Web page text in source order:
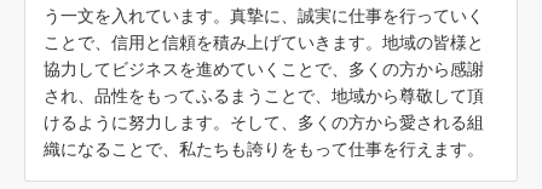
う一文を入れています。真摯に、誠実に仕事を行っていく
ことで、信用と信頼を積み上げていきます。地域の皆様と
協力してビジネスを進めていくことで、多くの方から感謝
され、品性をもってふるまうことで、地域から尊敬して頂
けるように努力します。そして、多くの方から愛される組
織になることで、私たちも誇りをもって仕事を行えます。